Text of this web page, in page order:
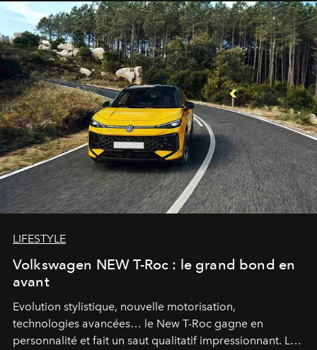
LIFESTYLE
Volkswagen NEW T-Roc : le grand bond en
avant
Evolution stylistique, nouvelle motorisation,
technologies avancées… le New T-Roc gagne en
personnalité et fait un saut qualitatif impressionnant. Le